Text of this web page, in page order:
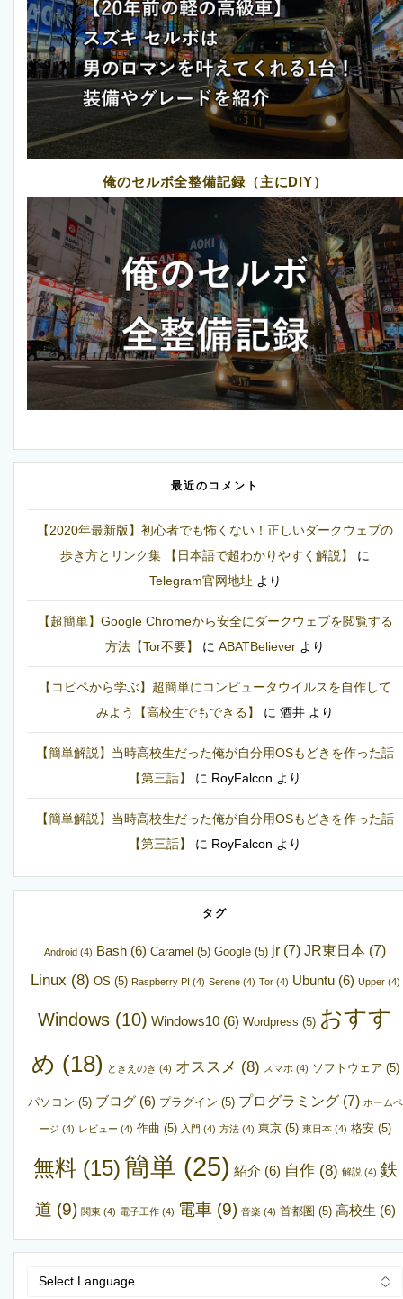
俺のセルボ全整備記録（主にDIY）
最近のコメント
【2020年最新版】初心者でも怖くない！正しいダークウェブの
歩き方とリンク集 【日本語で超わかりやすく解説】
に
Telegram官网地址 より
【超簡単】Google Chromeから安全にダークウェブを閲覧する
方法【Tor不要】
に ABATBeliever より
【コピペから学ぶ】超簡単にコンピュータウイルスを自作して
みよう【高校生でもできる】
に 酒井 より
【簡単解説】当時高校生だった俺が自分用OSもどきを作った話
【第三話】
に RoyFalcon より
【簡単解説】当時高校生だった俺が自分用OSもどきを作った話
【第三話】
に RoyFalcon より
タグ
Android (4) Bash (6) Caramel (5) Google (5) jr (7) JR東日本 (7)
Linux (8) OS (5) Raspberry PI (4) Serene(4) Tor(4) Ubuntu(6) Upper(4)
Windows (10) Windows10 (6) Wordpress (5) おすす
め (18) ときえのき (4) オススメ (8) スマホ (4) ソフトウェア (5)
パソコン (5) ブログ(6) プラグイン (5) プログラミング(7) ホームペ
ージ (4) レビュー (4) 作曲 (5) 入門 (4) 方法(4) 東京(5) 東日本(4) 格安(5)
無料(15) 簡単 (25) 紹介 (6) 自作(8) 解説 (4) 鉄
道 (9) 関東(4) 電子工作(4) 電車(9) 音楽 (4) 首都圏 (5) 高校生 (6)